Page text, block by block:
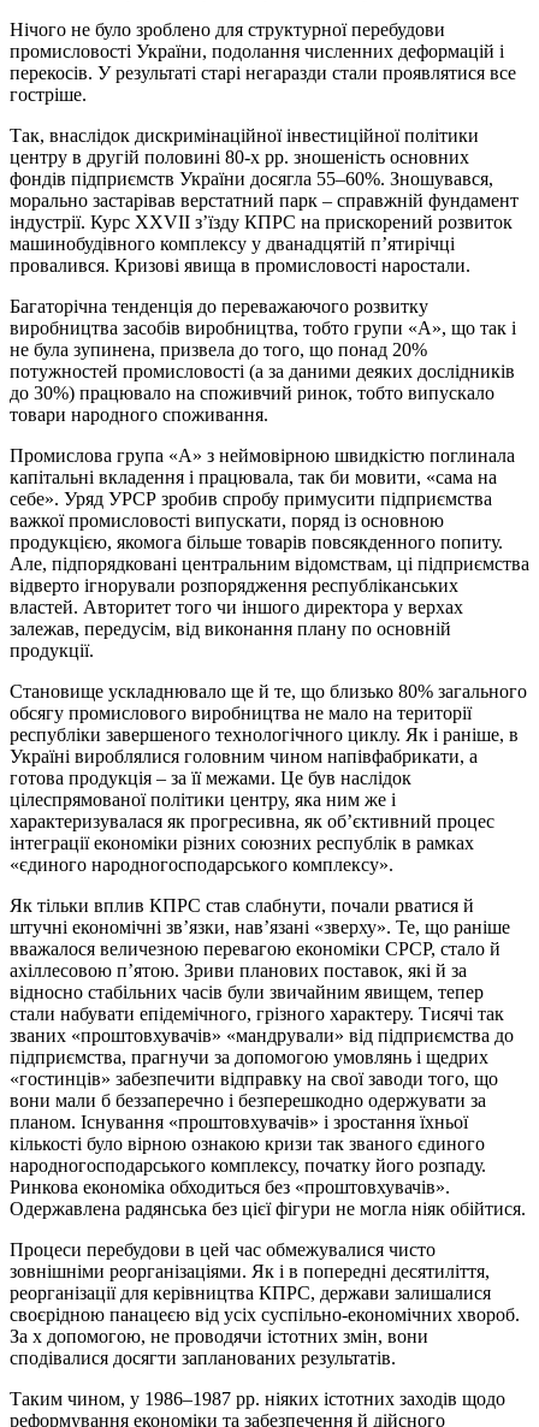
Нічого не було зроблено для структурної перебудови
промисловості України, подолання численних деформацій і
перекосів. У результаті старі негаразди стали проявлятися все
гостріше.
Так, внаслідок дискримінаційної інвестиційної політики
центру в другій половині 80‑х рр. зношеність основних
фондів підприємств України досягла 55–60%. Зношувався,
морально застарівав верстатний парк – справжній фундамент
індустрії. Курс ХХVІІ з’їзду КПРС на прискорений розвиток
машинобудівного комплексу у дванадцятій п’ятирічці
провалився. Кризові явища в промисловості наростали.
Багаторічна тенденція до переважаючого розвитку
виробництва засобів виробництва, тобто групи «А», що так і
не була зупинена, призвела до того, що понад 20%
потужностей промисловості (а за даними деяких дослідників
до 30%) працювало на споживчий ринок, тобто випускало
товари народного споживання.
Промислова група «А» з неймовірною швидкістю поглинала
капітальні вкладення і працювала, так би мовити, «сама на
себе». Уряд УРСР зробив спробу примусити підприємства
важкої промисловості випускати, поряд із основною
продукцією, якомога більше товарів повсякденного попиту.
Але, підпорядковані центральним відомствам, ці підприємства
відверто ігнорували розпорядження республіканських
властей. Авторитет того чи іншого директора у верхах
залежав, передусім, від виконання плану по основній
продукції.
Становище ускладнювало ще й те, що близько 80% загального
обсягу промислового виробництва не мало на території
республіки завершеного технологічного циклу. Як і раніше, в
Україні вироблялися головним чином напівфабрикати, а
готова продукція – за її межами. Це був наслідок
цілеспрямованої політики центру, яка ним же і
характеризувалася як прогресивна, як об’єктивний процес
інтеграції економіки різних союзних республік в рамках
«єдиного народногосподарського комплексу».
Як тільки вплив КПРС став слабнути, почали рватися й
штучні економічні зв’язки, нав’язані «зверху». Те, що раніше
вважалося величезною перевагою економіки СРСР, стало й
ахіллесовою п’ятою. Зриви планових поставок, які й за
відносно стабільних часів були звичайним явищем, тепер
стали набувати епідемічного, грізного характеру. Тисячі так
званих «проштовхувачів» «мандрували» від підприємства до
підприємства, прагнучи за допомогою умовлянь і щедрих
«гостинців» забезпечити відправку на свої заводи того, що
вони мали б беззаперечно і безперешкодно одержувати за
планом. Існування «проштовхувачів» і зростання їхньої
кількості було вірною ознакою кризи так званого єдиного
народногосподарського комплексу, початку його розпаду.
Ринкова економіка обходиться без «проштовхувачів».
Одержавлена радянська без цієї фігури не могла ніяк обійтися.
Процеси перебудови в цей час обмежувалися чисто
зовнішніми реорганізаціями. Як і в попередні десятиліття,
реорганізації для керівництва КПРС, держави залишалися
своєрідною панацеєю від усіх суспільно-економічних хвороб.
За х допомогою, не проводячи істотних змін, вони
сподівалися досягти запланованих результатів.
Таким чином, у 1986–1987 рр. ніяких істотних заходів щодо
реформування економіки та забезпечення й дійсного